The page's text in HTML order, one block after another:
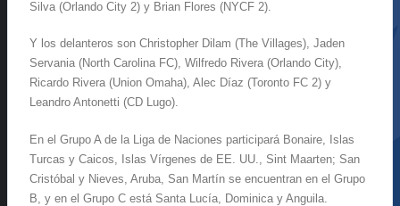
Silva (Orlando City 2) y Brian Flores (NYCF 2).
Y los delanteros son Christopher Dilam (The Villages), Jaden
Servania (North Carolina FC), Wilfredo Rivera (Orlando City),
Ricardo Rivera (Union Omaha), Alec Díaz (Toronto FC 2) y
Leandro Antonetti (CD Lugo).
En el Grupo A de la Liga de Naciones participará Bonaire, Islas
Turcas y Caicos, Islas Vírgenes de EE. UU., Sint Maarten; San
Cristóbal y Nieves, Aruba, San Martín se encuentran en el Grupo
B, y en el Grupo C está Santa Lucía, Dominica y Anguila.